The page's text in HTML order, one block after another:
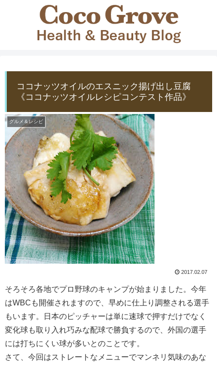
ココナッツオイルのエスニック揚げ出し豆腐
《ココナッツオイルレシピコンテスト作品》
グルメ＆レシピ
2017.02.07
そろそろ各地でプロ野球のキャンプが始まりました。今年
はWBCも開催されますので、早めに仕上り調整される選手
もいます。日本のピッチャーは単に速球で押すだけでなく
変化球も取り入れ巧みな配球で勝負するので、外国の選手
には打ちにくい球が多いとのことです。
さて、今回はストレートなメニューでマンネリ気味のあな